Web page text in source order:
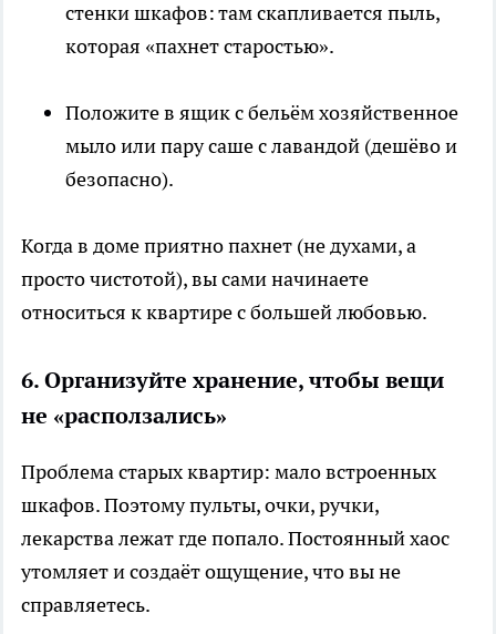
стенки шкафов: там скапливается пыль,
которая «пахнет старостью».
Положите в ящик с бельём хозяйственное
мыло или пару саше с лавандой (дешёво и
безопасно).
Когда в доме приятно пахнет (не духами, а
просто чистотой), вы сами начинаете
относиться к квартире с большей любовью.
6. Организуйте хранение, чтобы вещи
не «расползались»
Проблема старых квартир: мало встроенных
шкафов. Поэтому пульты, очки, ручки,
лекарства лежат где попало. Постоянный хаос
утомляет и создаёт ощущение, что вы не
справляетесь.